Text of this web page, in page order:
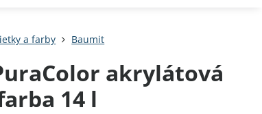
a farby Baumit
akrylátová
14 l